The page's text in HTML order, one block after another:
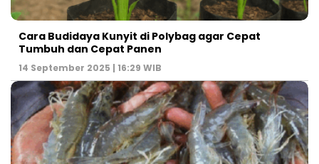
Cara Budidaya Kunyit di Polybag agar Cepat
Tumbuh dan Cepat Panen
14 September 2025 | 16:29 WIB